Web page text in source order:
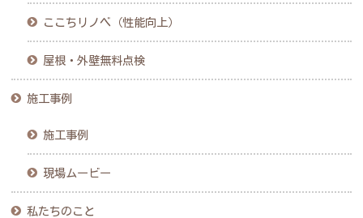
ここちリノベ（性能向上）
屋根・外壁無料点検
施工事例
施工事例
現場ムービー
私たちのこと